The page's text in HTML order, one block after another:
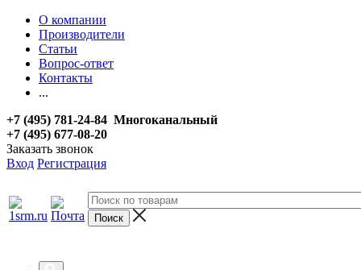
О компании
Производители
Статьи
Вопрос-ответ
Контакты
...
+7 (495) 781-24-84 Многоканальный
+7 (495) 677-08-20
Заказать звонок
Вход Регистрация